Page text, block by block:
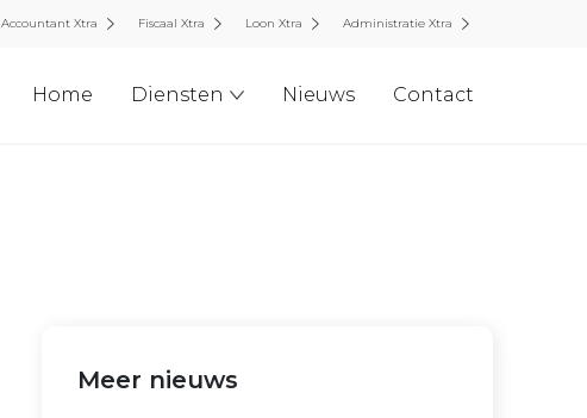
Accountant Xtra Fiscaal Xtra Loon Xtra Administratie Xtra
Home Diensten Nieuws Contact
Meer nieuws